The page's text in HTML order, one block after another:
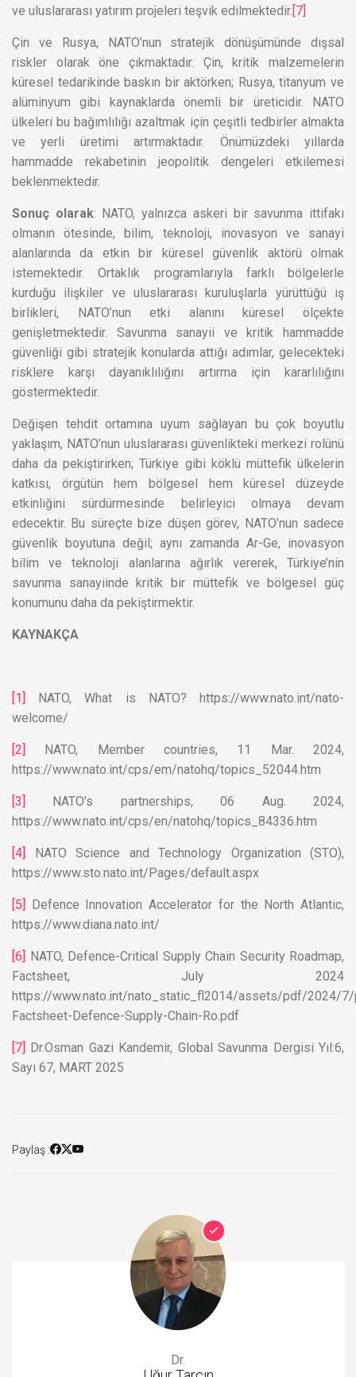
ve uluslararası yatırım projeleri teşvik edilmektedir. [7]
Çin ve Rusya, NATO’nun stratejik dönüşümünde dışsal
riskler olarak öne çıkmaktadır. Çin, kritik malzemelerin
küresel tedarikinde baskın bir aktörken; Rusya, titanyum ve
alüminyum gibi kaynaklarda önemli bir üreticidir. NATO
ülkeleri bu bağımlılığı azaltmak için çeşitli tedbirler almakta
ve yerli üretimi artırmaktadır. Önümüzdeki yıllarda
hammadde rekabetinin jeopolitik dengeleri etkilemesi
beklenmektedir.
Sonuç olarak: NATO, yalnızca askeri bir savunma ittifakı
olmanın ötesinde, bilim, teknoloji, inovasyon ve sanayi
alanlarında da etkin bir küresel güvenlik aktörü olmak
istemektedir. Ortaklık programlarıyla farklı bölgelerle
kurduğu ilişkiler ve uluslararası kuruluşlarla yürüttüğü iş
birlikleri, NATO’nun etki alanını küresel ölçekte
genişletmektedir. Savunma sanayii ve kritik hammadde
güvenliği gibi stratejik konularda attığı adımlar, gelecekteki
risklere karşı dayanıklılığını artırma için kararlılığını
göstermektedir.
Değişen tehdit ortamına uyum sağlayan bu çok boyutlu
yaklaşım, NATO’nun uluslararası güvenlikteki merkezi rolünü
daha da pekiştirirken; Türkiye gibi köklü müttefik ülkelerin
katkısı, örgütün hem bölgesel hem küresel düzeyde
etkinliğini sürdürmesinde belirleyici olmaya devam
edecektir. Bu süreçte bize düşen görev, NATO’nun sadece
güvenlik boyutuna değil; aynı zamanda Ar-Ge, inovasyon
bilim ve teknoloji alanlarına ağırlık vererek, Türkiye’nin
savunma sanayiinde kritik bir müttefik ve bölgesel güç
konumunu daha da pekiştirmektir.
KAYNAKÇA
[1]
NATO, What is NATO? https://www.nato.int/nato-
welcome/
[2]
NATO, Member countries, 11 Mar. 2024,
https://www.nato.int/cps/em/natohq/topics_52044.htm
[3]
NATO’s partnerships, 06 Aug. 2024,
https://www.nato.int/cps/en/natohq/topics_84336.htm
[4]
NATO Science and Technology Organization (STO),
https://www.sto.nato.int/Pages/default.aspx
[5] Defence Innovation Accelerator for the North Atlantic,
https://www.diana.nato.int/
[6] NATO, Defence-Critical Supply Chain Security Roadmap,
Factsheet, July 2024
https://www.nato.int/nato_static_fl2014/assets/pdf/2024/
Factsheet-Defence-Supply-Chain-Ro.pdf
[7] Dr.Osman Gazi Kandemir, Global Savunma Dergisi Yıl:6,
Sayı 67, MART 2025
Paylaş :
Dr.